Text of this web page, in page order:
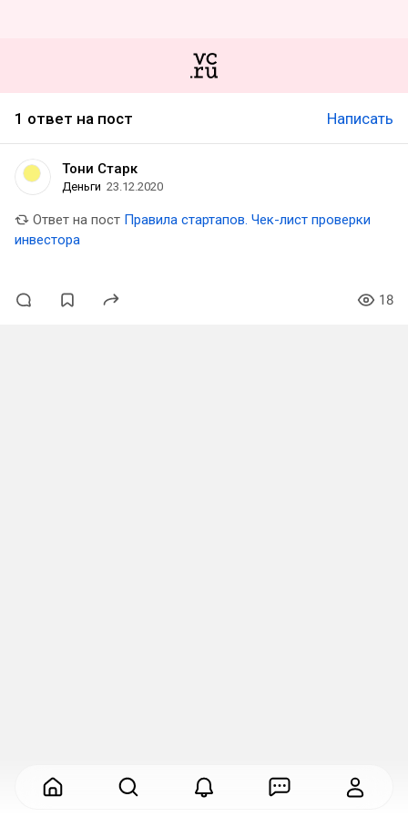
1 ответ на пост Написать
Тони Старк
Деньги 23.12.2020
Ответ на пост Правила стартапов. Чек-лист проверки
инвестора
18